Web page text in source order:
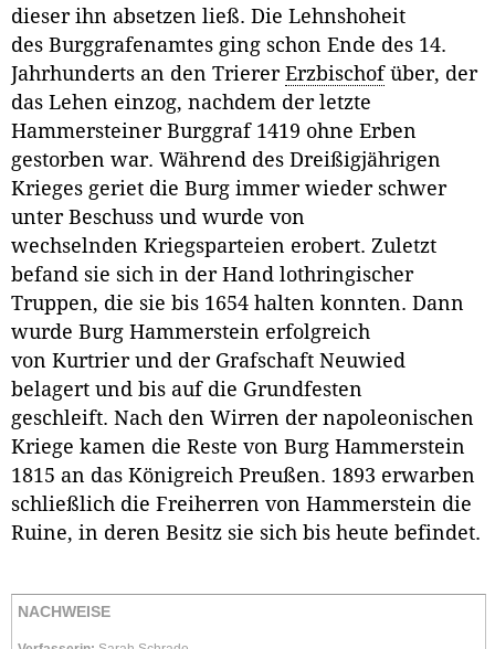
dieser ihn absetzen ließ. Die Lehnshoheit
des Burggrafenamtes ging schon Ende des 14.
Jahrhunderts an den Trierer Erzbischofüber, der
das Lehen einzog, nachdem der letzte
Hammersteiner Burggraf 1419 ohne Erben
gestorben war. Während des Dreißigjährigen
Krieges geriet die Burg immer wieder schwer
unter Beschuss und wurde von
wechselnden Kriegsparteien erobert. Zuletzt
befand sie sich in der Hand lothringischer
Truppen, die sie bis 1654 halten konnten. Dann
wurde Burg Hammerstein erfolgreich
von Kurtrier und der Grafschaft Neuwied
belagert und bis auf die Grundfesten
geschleift. Nach den Wirren der napoleonischen
Kriege kamen die Reste von Burg Hammerstein
1815 an das Königreich Preußen. 1893 erwarben
schließlich die Freiherren von Hammerstein die
Ruine, in deren Besitz sie sich bis heute befindet.
NACHWEISE